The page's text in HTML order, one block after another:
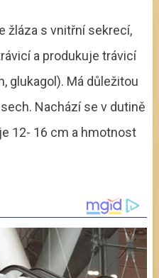
žláza s vnitřní sekrecí,
a produkuje trávicí
glukagol). Má důležitou
Nachází se v dutině
12- 16 cm a hmotnost